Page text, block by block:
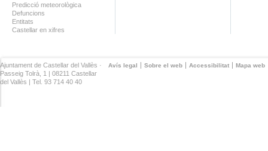
Predicció meteorològica
Defuncions
Entitats
Castellar en xifres
Avís legal Sobre el web Accessibilitat Mapa web
Ajuntament de Castellar del Vallès ·
Passeig Tolrà, 1 | 08211 Castellar
del Vallès | Tel. 93 714 40 40